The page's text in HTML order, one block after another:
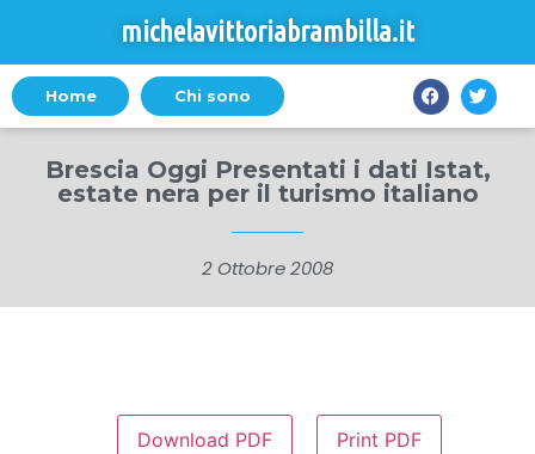
michelavittoriabrambilla.it
Home Chi sono
Brescia Oggi Presentati i dati Istat,
estate nera per il turismo italiano
2 Ottobre 2008
Download PDF Print PDF